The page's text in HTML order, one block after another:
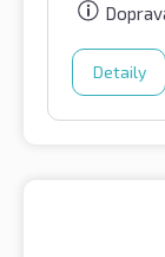
Detaily